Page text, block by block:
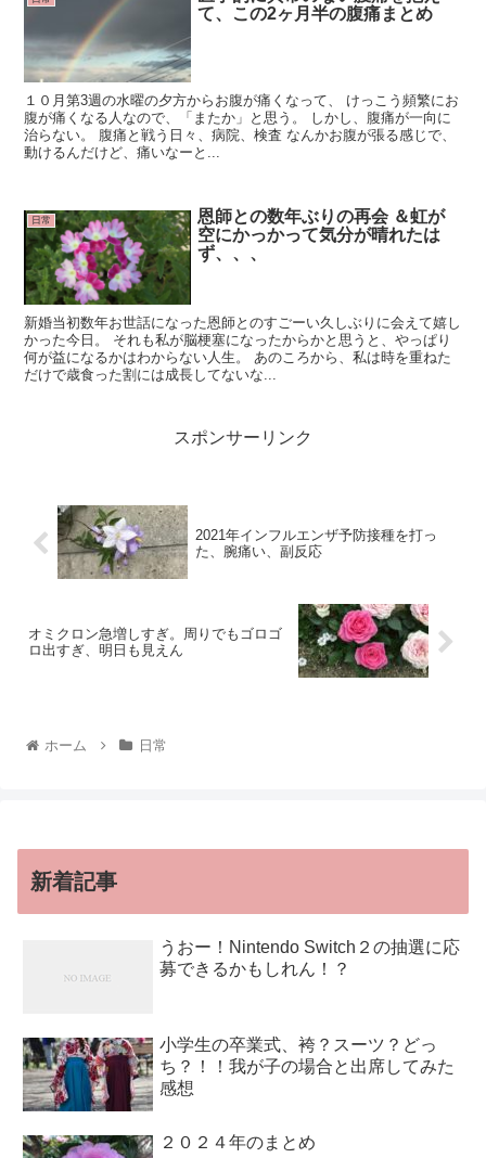
て、この2ヶ月半の腹痛まとめ
１０月第3週の水曜の夕方からお腹が痛くなって、 けっこう頻繁にお
腹が痛くなる人なので、「またか」と思う。 しかし、腹痛が一向に
治らない。 腹痛と戦う日々、病院、検査 なんかお腹が張る感じで、
動けるんだけど、痛いなーと...
日常
恩師との数年ぶりの再会 ＆虹が
空にかっかって気分が晴れたは
ず、、、
新婚当初数年お世話になった恩師とのすごーい久しぶりに会えて嬉し
かった今日。 それも私が脳梗塞になったからかと思うと、やっぱり
何が益になるかはわからない人生。 あのころから、私は時を重ねた
だけで歳食った割には成長してないな...
スポンサーリンク
2021年インフルエンザ予防接種を打っ
た、腕痛い、副反応
オミクロン急増しすぎ。周りでもゴロゴ
ロ出すぎ、明日も見えん
ホーム 日常
新着記事
うおー！Nintendo Switch２の抽選に応
募できるかもしれん！？
小学生の卒業式、袴？スーツ？どっ
ち？！！我が子の場合と出席してみた
感想
２０２４年のまとめ